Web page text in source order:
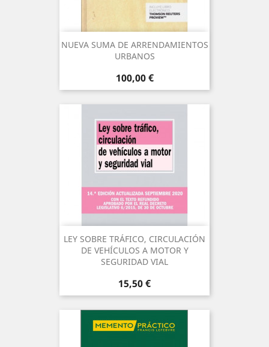
NUEVA SUMA DE ARRENDAMIENTOS
URBANOS
Precio
100,00 €
LEY SOBRE TRÁFICO, CIRCULACIÓN
DE VEHÍCULOS A MOTOR Y
SEGURIDAD VIAL
Precio
15,50 €